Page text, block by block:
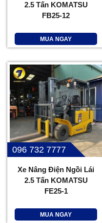
2.5 Tấn KOMATSU
FB25-12
MUA NGAY
096 732 7777
Xe Nâng Điện Ngồi Lái
2.5 Tấn KOMATSU
FE25-1
MUA NGAY